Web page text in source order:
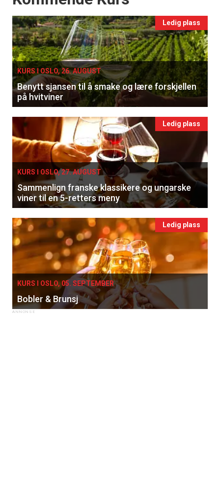
Ledig plass
KURS I OSLO, 26. AUGUST
Benytt sjansen til å smake og lære forskjellen
på hvitviner
Ledig plass
KURS I OSLO, 27. AUGUST
Sammenlign franske klassikere og ungarske
viner til en 5-retters meny
Ledig plass
KURS I OSLO, 05. SEPTEMBER
Bobler & Brunsj